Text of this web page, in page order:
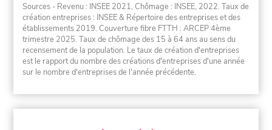
Sources - Revenu : INSEE 2021, Chômage : INSEE, 2022. Taux de
création entreprises : INSEE & Répertoire des entreprises et des
établissements 2019. Couverture fibre FTTH : ARCEP 4ème
trimestre 2025. Taux de chômage des 15 à 64 ans au sens du
recensement de la population. Le taux de création d'entreprises
est le rapport du nombre des créations d'entreprises d'une année
sur le nombre d'entreprises de l'année précédente.